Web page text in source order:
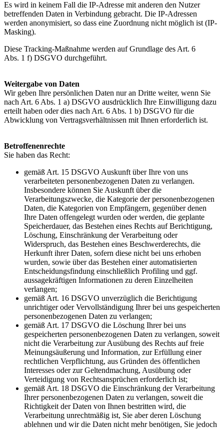
Es wird in keinem Fall die IP-Adresse mit anderen den Nutzer
betreffenden Daten in Verbindung gebracht. Die IP-Adressen
werden anonymisiert, so dass eine Zuordnung nicht möglich ist (IP-
Masking).
Diese Tracking-Maßnahme werden auf Grundlage des Art. 6
Abs. 1 f) DSGVO durchgeführt.
Weitergabe von Daten
Wir geben Ihre persönlichen Daten nur an Dritte weiter, wenn Sie
nach Art. 6 Abs. 1 a) DSGVO ausdrücklich Ihre Einwilligung dazu
erteilt haben oder dies nach Art. 6 Abs. 1 b) DSGVO für die
Abwicklung von Vertragsverhältnissen mit Ihnen erforderlich ist.
Betroffenenrechte
Sie haben das Recht:
gemäß Art. 15 DSGVO Auskunft über Ihre von uns
verarbeiteten personenbezogenen Daten zu verlangen.
Insbesondere können Sie Auskunft über die
Verarbeitungszwecke, die Kategorie der personenbezogenen
Daten, die Kategorien von Empfängern, gegenüber denen
Ihre Daten offengelegt wurden oder werden, die geplante
Speicherdauer, das Bestehen eines Rechts auf Berichtigung,
Löschung, Einschränkung der Verarbeitung oder
Widerspruch, das Bestehen eines Beschwerderechts, die
Herkunft ihrer Daten, sofern diese nicht bei uns erhoben
wurden, sowie über das Bestehen einer automatisierten
Entscheidungsfindung einschließlich Profiling und ggf.
aussagekräftigen Informationen zu deren Einzelheiten
verlangen;
gemäß Art. 16 DSGVO unverzüglich die Berichtigung
unrichtiger oder Vervollständigung Ihrer bei uns gespeicherten
personenbezogenen Daten zu verlangen;
gemäß Art. 17 DSGVO die Löschung Ihrer bei uns
gespeicherten personenbezogenen Daten zu verlangen, soweit
nicht die Verarbeitung zur Ausübung des Rechts auf freie
Meinungsäußerung und Information, zur Erfüllung einer
rechtlichen Verpflichtung, aus Gründen des öffentlichen
Interesses oder zur Geltendmachung, Ausübung oder
Verteidigung von Rechtsansprüchen erforderlich ist;
gemäß Art. 18 DSGVO die Einschränkung der Verarbeitung
Ihrer personenbezogenen Daten zu verlangen, soweit die
Richtigkeit der Daten von Ihnen bestritten wird, die
Verarbeitung unrechtmäßig ist, Sie aber deren Löschung
ablehnen und wir die Daten nicht mehr benötigen, Sie jedoch